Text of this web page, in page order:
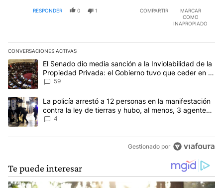
muchos familiares, que a proposito se valieron de un
RESPONDER 0 1 COMPARTIR
MARCAR
COMO
INAPROPIADO
CONVERSACIONES ACTIVAS
Este listado muestra los artículos con más comentarios en los
Un artículo de tendencia con el título "El Senado dio media
El Senado dio media sanción a la Inviolabilidad de la
Propiedad Privada: el Gobierno tuvo que ceder en la
Ley del Manejo del Fuego
59
Un artículo de tendencia con el título "La policía arrestó a 12
La policía arrestó a 12 personas en la manifestación
contra la ley de tierras y hubo, al menos, 3 agentes
heridos
4
Gestionado por